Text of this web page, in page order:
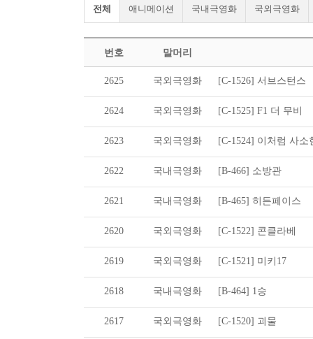
전체 애니메이션 국내극영화 국외극영화
번호 말머리
2625 국외극영화 [C-1526] 서브스턴스
2624 국외극영화 [C-1525] F1 더 무비
2623 국외극영화 [C-1524] 이처럼 사소
2622 국내극영화 [B-466] 소방관
2621 국내극영화 [B-465] 히든페이스
2620 국외극영화 [C-1522] 콘클라베
2619 국외극영화 [C-1521] 미키17
2618 국내극영화 [B-464] 1승
2617 국외극영화 [C-1520] 괴물